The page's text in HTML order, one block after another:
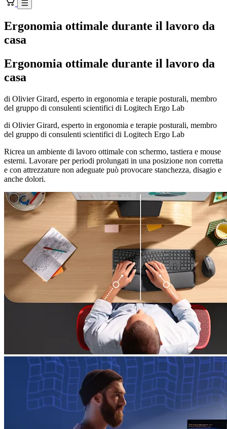
Ergonomia ottimale durante il lavoro da
casa
Ergonomia ottimale durante il lavoro da
casa
di Olivier Girard, esperto in ergonomia e terapie posturali, membro
del gruppo di consulenti scientifici di Logitech Ergo Lab
di Olivier Girard, esperto in ergonomia e terapie posturali, membro
del gruppo di consulenti scientifici di Logitech Ergo Lab
Ricrea un ambiente di lavoro ottimale con schermo, tastiera e mouse
esterni. Lavorare per periodi prolungati in una posizione non corretta
e con attrezzature non adeguate può provocare stanchezza, disagio e
anche dolori.